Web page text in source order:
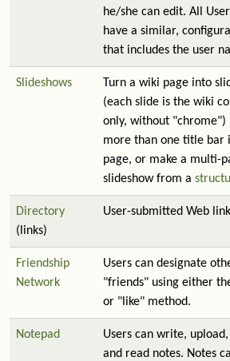
he/she can edit. All
have a similar,
that includes the user
Slideshows
Turn a wiki page into
(each slide is the wiki
only, without "chrome")
more than one title bar
page, or make a multi-
slideshow from a
Directory
(links)
User-submitted Web
Friendship
Network
Users can designate
"friends" using either
or "like" method.
Notepad
Users can write,
and read notes. Notes